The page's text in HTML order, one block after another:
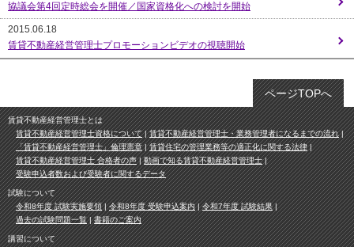
協議会第4回定時総会を開催／国家資格化への検討を開始
2015.06.18
賃貸不動産経営管理士プロモーションビデオの視聴開始
ページTOPへ
賃貸不動産経営管理士とは
賃貸不動産経営管理士資格について
賃貸不動産経営管理士・業務管理者になるまでの流れ
「賃貸不動産経営管理士」倫理憲章
賃貸住宅の管理業務等の適正化に関する法律
賃貸不動産経営管理士 合格者の声
動画で知る賃貸不動産経営管理士
受験申込者数および受験者に関するデータ
試験について
令和8年度 試験実施要領
令和8年度 受験申込案内
令和7年度 試験結果
過去の試験問題一覧
書籍のご案内
講習について